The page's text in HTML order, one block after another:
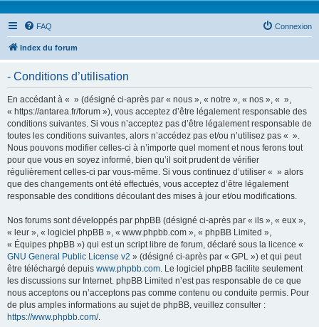
FAQ Connexion
Index du forum
- Conditions d’utilisation
En accédant à « » (désigné ci-après par « nous », « notre », « nos », « »,
« https://antarea.fr/forum »), vous acceptez d’être légalement responsable des
conditions suivantes. Si vous n’acceptez pas d’être légalement responsable de
toutes les conditions suivantes, alors n’accédez pas et/ou n’utilisez pas « ».
Nous pouvons modifier celles-ci à n’importe quel moment et nous ferons tout
pour que vous en soyez informé, bien qu’il soit prudent de vérifier
régulièrement celles-ci par vous-même. Si vous continuez d’utiliser « » alors
que des changements ont été effectués, vous acceptez d’être légalement
responsable des conditions découlant des mises à jour et/ou modifications.
Nos forums sont développés par phpBB (désigné ci-après par « ils », « eux »,
« leur », « logiciel phpBB », « www.phpbb.com », « phpBB Limited »,
« Équipes phpBB ») qui est un script libre de forum, déclaré sous la licence «
GNU General Public License v2 » (désigné ci-après par « GPL ») et qui peut
être téléchargé depuis www.phpbb.com. Le logiciel phpBB facilite seulement
les discussions sur Internet. phpBB Limited n’est pas responsable de ce que
nous acceptons ou n’acceptons pas comme contenu ou conduite permis. Pour
de plus amples informations au sujet de phpBB, veuillez consulter :
https://www.phpbb.com/.